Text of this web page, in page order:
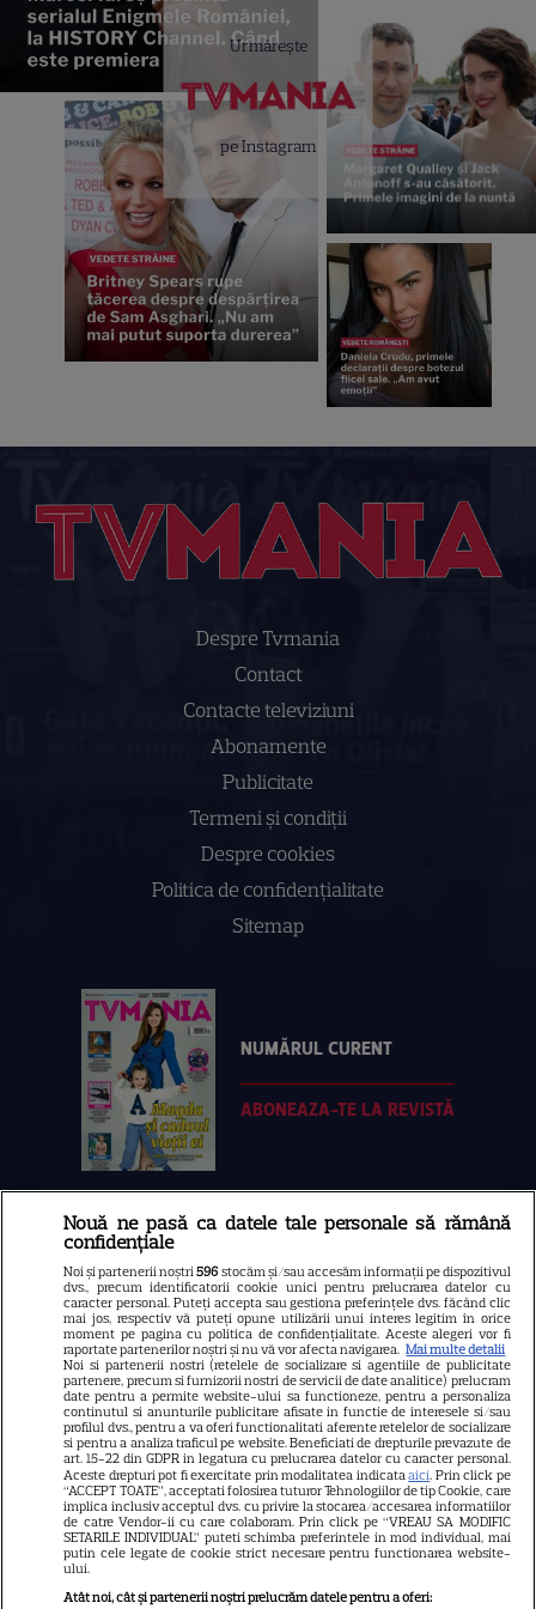
Urmărește
pe Instagram
Despre Tvmania
Contact
Contacte televiziuni
Abonamente
Publicitate
Termeni și condiții
Despre cookies
Politica de confidenţialitate
Sitemap
NUMĂRUL CURENT
ABONEAZA-TE LA REVISTĂ
Libertatea
Libertatea pentru femei
GSP
Știri mondene
Avantaje
Elle
Unica
Retete practice
URMĂREȘTE-NE PE
Nouă ne pasă ca datele tale personale să rămână
confidențiale
Noi și partenerii noștri596 stocăm și/sau accesăm informații pe dispozitivul
dvs., precum identificatorii cookie unici pentru prelucrarea datelor cu
caracter personal. Puteți accepta sau gestiona preferințele dvs. făcând clic
mai jos, respectiv vă puteți opune utilizării unui interes legitim în orice
moment pe pagina cu politica de confidențialitate. Aceste alegeri vor fi
raportate partenerilor noștri și nu vă vor afecta navigarea. Mai multe detalii
Noi si partenerii nostri (retelele de socializare si agentiile de publicitate
partenere, precum si furnizorii nostri de servicii de date analitice) prelucram
date pentru a permite website-ului sa functioneze, pentru a personaliza
continutul si anunturile publicitare afisate in functie de interesele si/sau
profilul dvs., pentru a va oferi functionalitati aferente retelelor de socializare
si pentru a analiza traficul pe website. Beneficiati de drepturile prevazute de
art. 15-22 din GDPR in legatura cu prelucrarea datelor cu caracter personal.
Aceste drepturi pot fi exercitate prin modalitatea indicataaici. Prin click pe
“ACCEPT TOATE”, acceptati folosirea tuturor Tehnologiilor de tip Cookie, care
implica inclusiv acceptul dvs. cu privire la stocarea/accesarea informatiilor
de catre Vendor-ii cu care colaboram. Prin click pe “VREAU SA MODIFIC
SETARILE INDIVIDUAL” puteti schimba preferintele in mod individual, mai
putin cele legate de cookie strict necesare pentru functionarea website-
ului.
Atât noi, cât și partenerii noștri prelucrăm datele pentru a oferi: